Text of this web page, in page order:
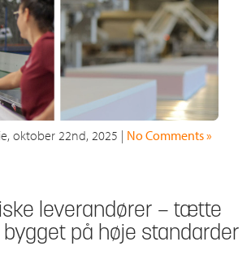
oktober 22nd, 2025 | No Comments »
leverandører – tætte
på høje standarder